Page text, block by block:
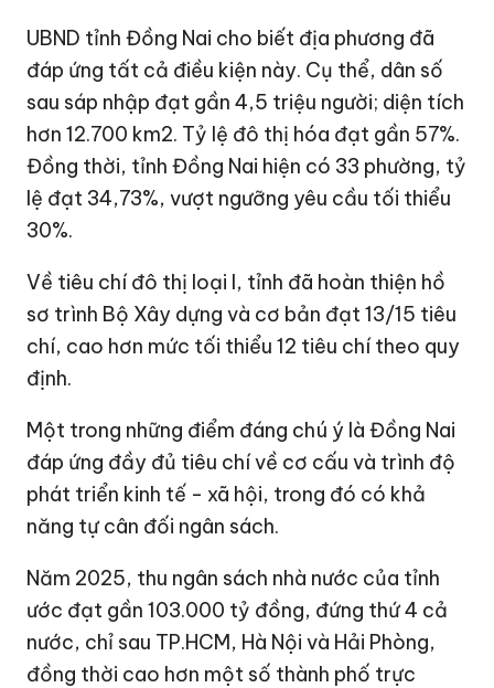
UBND tỉnh Đồng Nai cho biết địa phương đã
đáp ứng tất cả điều kiện này. Cụ thể, dân số
sau sáp nhập đạt gần 4,5 triệu người; diện tích
hơn 12.700 km2. Tỷ lệ đô thị hóa đạt gần 57%.
Đồng thời, tỉnh Đồng Nai hiện có 33 phường, tỷ
lệ đạt 34,73%, vượt ngưỡng yêu cầu tối thiểu
30%.
Về tiêu chí đô thị loại I, tỉnh đã hoàn thiện hồ
sơ trình Bộ Xây dựng và cơ bản đạt 13/15 tiêu
chí, cao hơn mức tối thiểu 12 tiêu chí theo quy
định.
Một trong những điểm đáng chú ý là Đồng Nai
đáp ứng đầy đủ tiêu chí về cơ cấu và trình độ
phát triển kinh tế - xã hội, trong đó có khả
năng tự cân đối ngân sách.
Năm 2025, thu ngân sách nhà nước của tỉnh
ước đạt gần103.000 tỷ đồng, đứng thứ 4 cả
nước, chỉ sau TP.HCM, Hà Nội và Hải Phòng,
đồng thời cao hơn một số thành phố trực